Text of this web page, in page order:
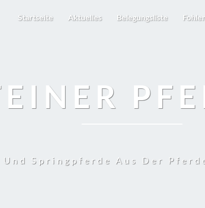
Startseite Aktuelles Belegungsliste
Springpferde Aus Der